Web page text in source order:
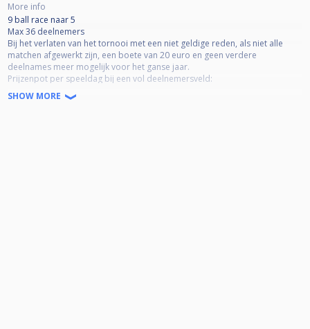
More info
9 ball race naar 5
Max 36 deelnemers
Bij het verlaten van het tornooi met een niet geldige reden, als niet alle
matchen afgewerkt zijn, een boete van 20 euro en geen verdere
deelnames meer mogelijk voor het ganse jaar.
Prijzenpot per speeldag bij een vol deelnemersveld:
1e 70 euro
2e 35 euro
SHOW MORE